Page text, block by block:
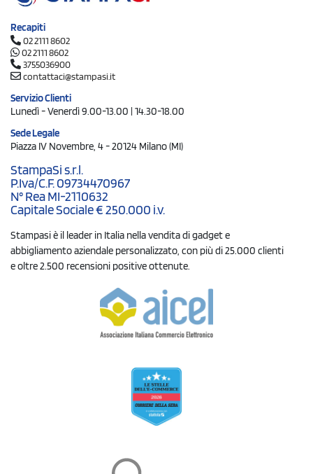
Recapiti
02 2111 8602
02 2111 8602
3755036900
contattaci@stampasi.it
Servizio Clienti
Lunedì - Venerdì 9.00-13.00 | 14.30-18.00
Sede Legale
Piazza IV Novembre, 4 - 20124 Milano (MI)
StampaSi s.r.l.
P.Iva/C.F. 09734470967
N° Rea MI-2110632
Capitale Sociale € 250.000 i.v.
Stampasi è il leader in Italia nella vendita di gadget e
abbigliamento aziendale personalizzato, con più di 25.000 clienti
e oltre 2.500 recensioni positive ottenute.